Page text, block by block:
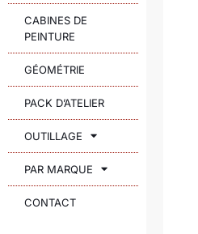
CABINES DE
PEINTURE
GÉOMÉTRIE
PACK D’ATELIER
OUTILLAGE
PAR MARQUE
CONTACT